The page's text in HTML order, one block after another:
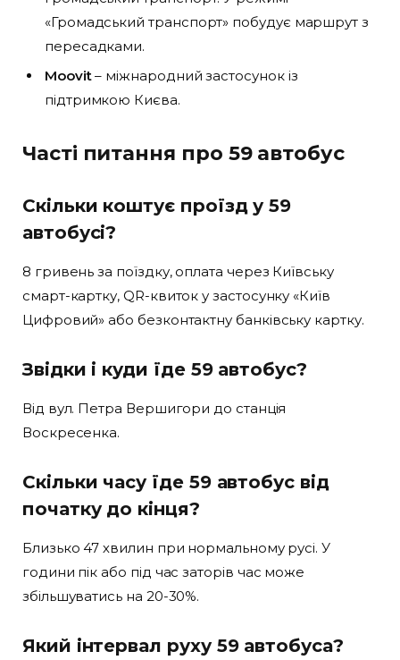
«Громадський транспорт» побудує маршрут з
пересадками.
Moovit– міжнародний застосунок із
підтримкою Києва.
Часті питання про 59 автобус
Скільки коштує проїзд у 59
автобусі?
8 гривень за поїздку, оплата через Київську
смарт-картку, QR-квиток у застосунку «Київ
Цифровий» або безконтактну банківську картку.
Звідки і куди їде 59 автобус?
Від вул. Петра Вершигори до станція
Воскресенка.
Скільки часу їде 59 автобус від
початку до кінця?
Близько 47 хвилин при нормальному русі. У
години пік або під час заторів час може
збільшуватись на 20-30%.
Який інтервал руху 59 автобуса?